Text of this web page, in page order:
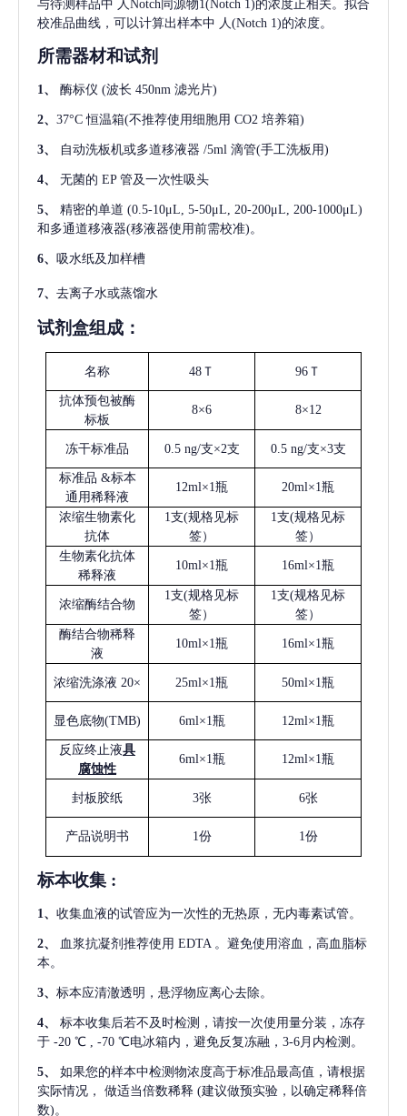
与待测样品中 人Notch同源物1(Notch 1)的浓度正相关。拟合
校准品曲线，可以计算出样本中 人(Notch 1)的浓度。
所需器材和试剂
1、 酶标仪 (波长 450nm 滤光片)
2、 37°C 恒温箱(不推荐使用细胞用 CO2 培养箱)
3、 自动洗板机或多道移液器 /5ml 滴管(手工洗板用)
4、 无菌的 EP 管及一次性吸头
5、 精密的单道 (0.5-10μL, 5-50μL, 20-200μL, 200-1000μL)
和多通道移液器(移液器使用前需校准)。
6、 吸水纸及加样槽
7、 去离子水或蒸馏水
试剂盒组成：
名称 48Ｔ 96Ｔ
抗体预包被酶
标板
8×6 8×12
冻干标准品 0.5 ng/支×2支 0.5 ng/支×3支
标准品 &标本
通用稀释液
12ml×1瓶 20ml×1瓶
浓缩生物素化
抗体
1支(规格见标
签）
1支(规格见标
签）
生物素化抗体
稀释液
10ml×1瓶 16ml×1瓶
浓缩酶结合物
1支(规格见标
签）
1支(规格见标
签）
酶结合物稀释
液
10ml×1瓶 16ml×1瓶
浓缩洗涤液 20× 25ml×1瓶 50ml×1瓶
显色底物(TMB) 6ml×1瓶 12ml×1瓶
反应终止液具
腐蚀性
6ml×1瓶 12ml×1瓶
封板胶纸 3张 6张
产品说明书 1份 1份
标本收集 :
1、 收集血液的试管应为一次性的无热原，无内毒素试管。
2、 血浆抗凝剂推荐使用 EDTA 。避免使用溶血，高血脂标
本。
3、 标本应清澈透明，悬浮物应离心去除。
4、
标本收集后若不及时检测，请按一次使用量分装，冻存
于 -20 ℃ , -70 ℃电冰箱内，避免反复冻融，3-6月内检测。
5、
如果您的样本中检测物浓度高于标准品最高值，请根据
实际情况，
做适当倍数稀释 (建议做预实验，以确定稀释倍
数)。